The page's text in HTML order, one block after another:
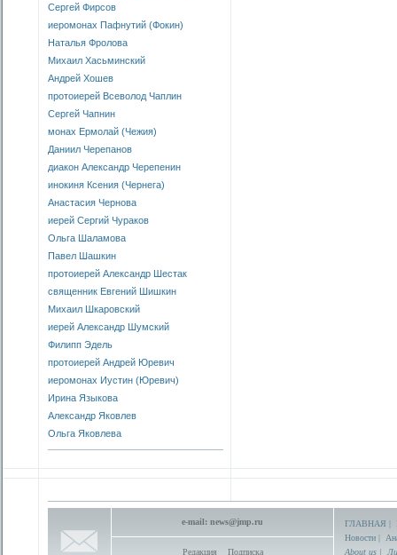
Сергей Фирсов
иеромонах Пафнутий (Фокин)
Наталья Фролова
Михаил Хасьминский
Андрей Хошев
протоиерей Всеволод Чаплин
Сергей Чапнин
монах Ермолай (Чежия)
Даниил Черепанов
диакон Александр Черепенин
инокиня Ксения (Чернега)
Анастасия Чернова
иерей Сергий Чураков
Ольга Шаламова
Павел Шашкин
протоиерей Александр Шестак
священник Евгений Шишкин
Михаил Шкаровский
иерей Александр Шумский
Филипп Эдель
протоиерей Андрей Юревич
иеромонах Иустин (Юревич)
Ирина Языкова
Александр Яковлев
Ольга Яковлева
e-mail: news@jmp.ru
Редакция Подписка
ГЛАВНАЯ |
Новости |
About us |